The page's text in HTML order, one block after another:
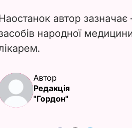
автор
народної
Автор
Редакція
"Гордон"